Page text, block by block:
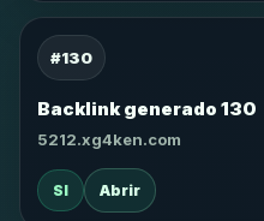
#130
Backlink generado 130
5212.xg4ken.com
SI Abrir